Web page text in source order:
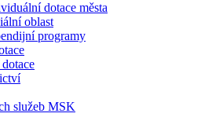
dotace města
oblast
programy
služeb MSK